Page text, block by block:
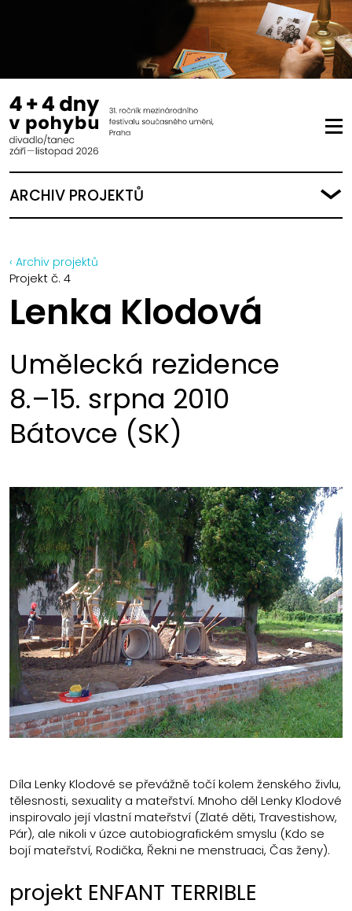
ARCHIV PROJEKTŮ
‹ Archiv projektů
Projekt č. 4
Lenka Klodová
Umělecká rezidence
8.–15. srpna 2010
Bátovce (SK)
Díla Lenky Klodové se převážně točí kolem ženského živlu,
tělesnosti, sexuality a mateřství. Mnoho děl Lenky Klodové
inspirovalo její vlastní mateřství (Zlaté děti, Travestishow,
Pár), ale nikoli v úzce autobiografickém smyslu (Kdo se
bojí mateřství, Rodička, Řekni ne menstruaci, Čas ženy).
projekt ENFANT TERRIBLE